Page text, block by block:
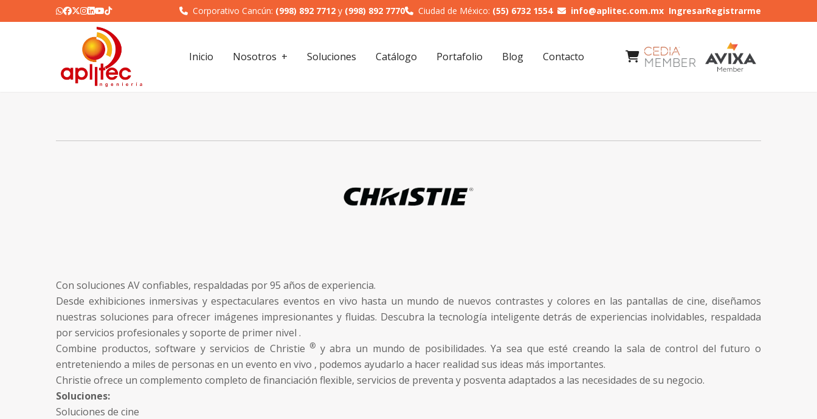
Corporativo Cancún: (998) 892 7712 y (998) 892 7770 Ciudad de México: (55) 6732 1554 info@aplitec.com.mx IngresarRegistrarme
Inicio Nosotros Soluciones Catálogo Portafolio Blog Contacto
Con soluciones AV confiables, respaldadas por 95 años de experiencia.
Desde exhibiciones inmersivas y espectaculares eventos en vivo hasta un mundo de nuevos contrastes y colores en las pantallas de cine, diseñamos
nuestras soluciones para ofrecer imágenes impresionantes y fluidas. Descubra la tecnología inteligente detrás de experiencias inolvidables, respaldada
porservicios profesionales y soporte de primer nivel .
Combine productos, software y servicios de Christie ® y abra un mundo de posibilidades. Ya sea que esté creando la sala de control del futuro o
entreteniendo a miles de personas en un evento en vivo , podemos ayudarlo a hacer realidad sus ideas más importantes.
Christie ofrece un complemento completo de financiación flexible, servicios de preventa y posventa adaptados a las necesidades de su negocio.
Soluciones:
Soluciones de cine